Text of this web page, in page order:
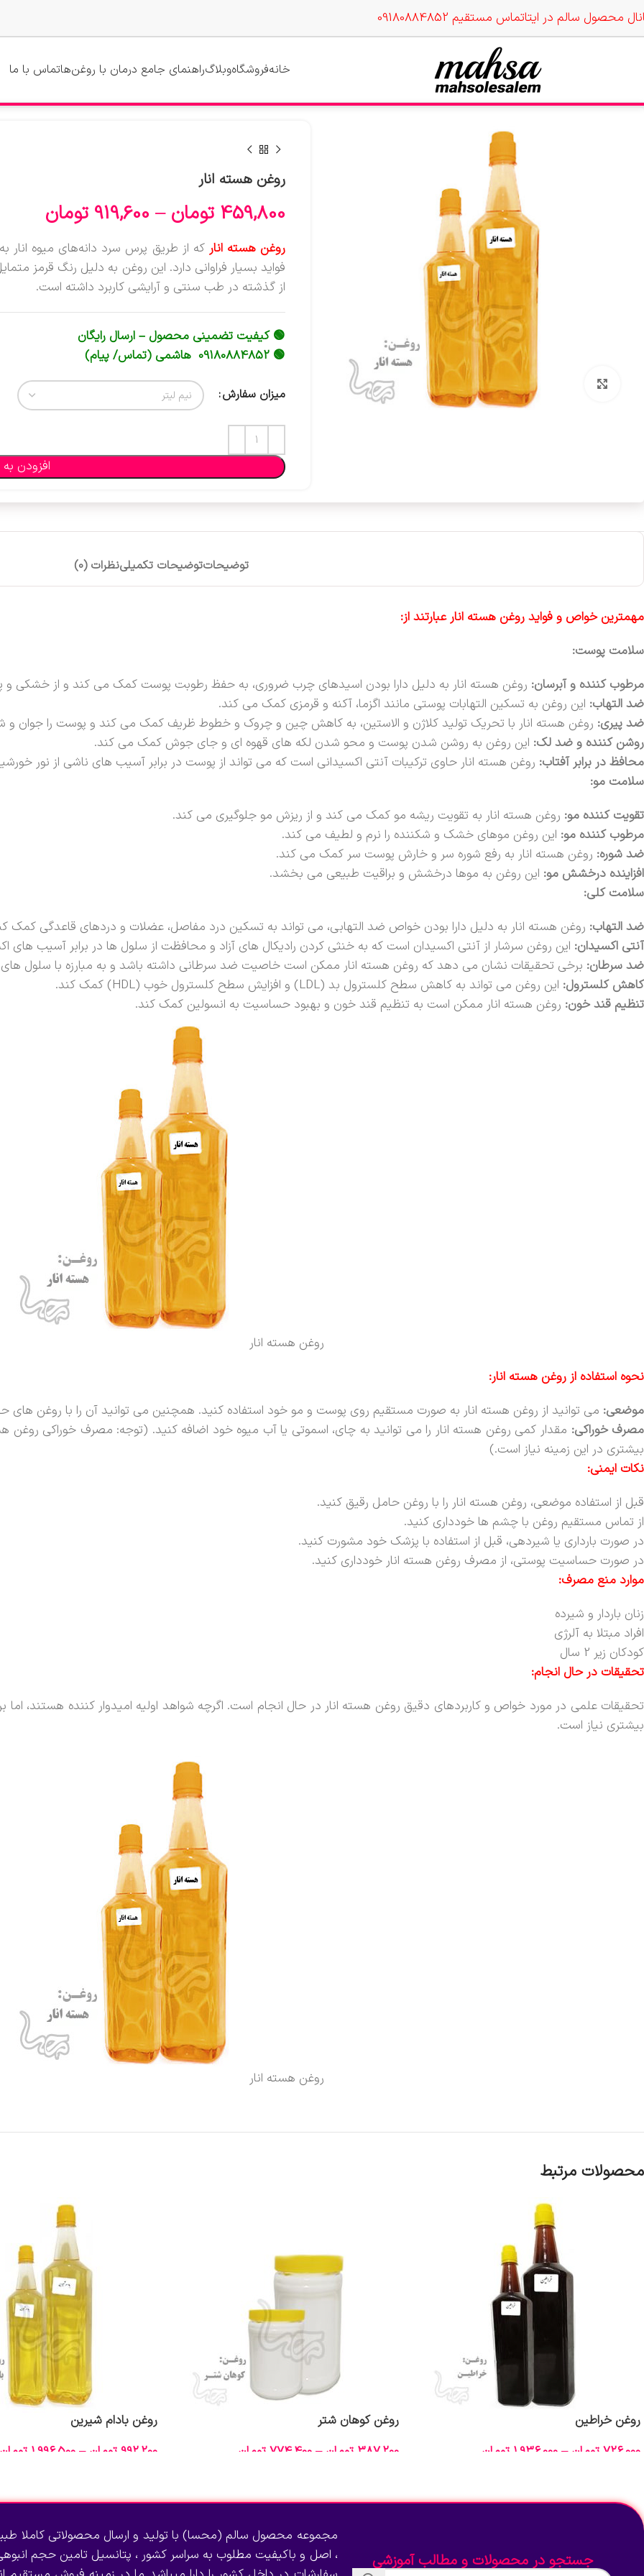
محصول سالم در ایتاتماس مستقیم 09180884852
خانهفروشگاهوبلاگراهنمای جامع درمان با روغن‌هاتماس با ما
بزرگنمایی تصویر
روغن هسته انار
459,800 تومان –
919,600 تومان
روغن هسته انار که از طریق پرس سرد دانه‌های میوه
فواید بسیار فراوانی دارد. این روغن به دلیل رنگ
از گذشته در طب سنتی و آرایشی کاربرد داشته است.
🟢 کیفیت تضمینی محصول – ارسال رایگان
🟢 09180884852 هاشمی (تماس/ پیام)
میزان سفارش
افزودن
توضیحاتتوضیحات تکمیلینظرات (0)
مهمترین خواص و فواید روغن هسته انار عبارتند از:
سلامت پوست:
مرطوب کننده و آبرسان: روغن هسته انار به دلیل دارا بودن اسیدهای چرب ضروری، به حفظ رطوبت پوست کمک می کند و از خشکی
ضد التهاب: این روغن به تسکین التهابات پوستی مانند اگزما، آکنه و قرمزی کمک می کند.
ضد پیری: روغن هسته انار با تحریک تولید کلاژن و الاستین، به کاهش چین و چروک و خطوط ظریف کمک می کند و پوست را جوان و
روشن کننده و ضد لک: این روغن به روشن شدن پوست و محو شدن لکه های قهوه ای و جای جوش کمک می کند.
محافظ در برابر آفتاب: روغن هسته انار حاوی ترکیبات آنتی اکسیدانی است که می تواند از پوست در برابر آسیب های ناشی از نور
سلامت مو:
تقویت کننده مو: روغن هسته انار به تقویت ریشه مو کمک می کند و از ریزش مو جلوگیری می کند.
مرطوب کننده مو: این روغن موهای خشک و شکننده را نرم و لطیف می کند.
ضد شوره: روغن هسته انار به رفع شوره سر و خارش پوست سر کمک می کند.
افزاینده درخشش مو: این روغن به موها درخشش و براقیت طبیعی می بخشد.
سلامت کلی:
ضد التهاب: روغن هسته انار به دلیل دارا بودن خواص ضد التهابی، می تواند به تسکین درد مفاصل، عضلات و دردهای قاعدگی کمک
آنتی اکسیدان: این روغن سرشار از آنتی اکسیدان است که به خنثی کردن رادیکال های آزاد و محافظت از سلول ها در برابر آسیب های
ضد سرطان: برخی تحقیقات نشان می دهد که روغن هسته انار ممکن است خاصیت ضد سرطانی داشته باشد و به مبارزه با سلول
کاهش کلسترول: این روغن می تواند به کاهش سطح کلسترول بد (LDL) و افزایش سطح کلسترول خوب (HDL) کمک کند.
تنظیم قند خون: روغن هسته انار ممکن است به تنظیم قند خون و بهبود حساسیت به انسولین کمک کند.
روغن هسته انار
نحوه استفاده از روغن هسته انار:
موضعی: می توانید از روغن هسته انار به صورت مستقیم روی پوست و مو خود استفاده کنید. همچنین می توانید آن را با روغن های
مصرف خوراکی: مقدار کمی روغن هسته انار را می توانید به چای، اسموتی یا آب میوه خود اضافه کنید. (توجه: مصرف خوراکی
بیشتری در این زمینه نیاز است.)
نکات ایمنی:
قبل از استفاده موضعی، روغن هسته انار را با روغن حامل رقیق کنید.
از تماس مستقیم روغن با چشم ها خودداری کنید.
در صورت بارداری یا شیردهی، قبل از استفاده با پزشک خود مشورت کنید.
در صورت حساسیت پوستی، از مصرف روغن هسته انار خودداری کنید.
موارد منع مصرف:
زنان باردار و شیرده
افراد مبتلا به آلرژی
کودکان زیر 2 سال
تحقیقات در حال انجام:
تحقیقات علمی در مورد خواص و کاربردهای دقیق روغن هسته انار در حال انجام است. اگرچه شواهد اولیه امیدوار کننده هستند،
بیشتری نیاز است.
روغن هسته انار
محصولات مرتبط
روغن خراطین
726,000تومان –
1,936,000 تومان
روغن کوهان شتر
387,200 تومان –
774,400تومان
روغن بادام شیرین
992,200تومان –
1,996,500 تومان
جستجو در محصولات و مطالب آموزشی
مجموعه محصول سالم (محسا) با تولید و ارسال محصولاتی کاملا
، اصل و باکیفیت مطلوب به سراسر کشور ، پتانسیل تامین حجم